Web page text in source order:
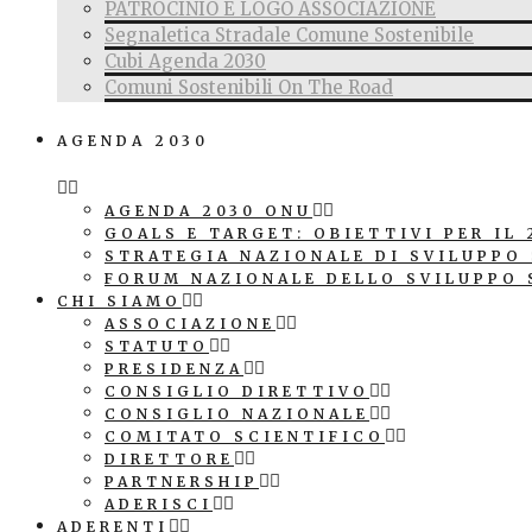
PATROCINIO E LOGO ASSOCIAZIONE
Segnaletica Stradale Comune Sostenibile
Cubi Agenda 2030
Comuni Sostenibili On The Road
AGENDA 2030
AGENDA 2030 ONU
GOALS E TARGET: OBIETTIVI PER IL
STRATEGIA NAZIONALE DI SVILUPPO
FORUM NAZIONALE DELLO SVILUPPO
CHI SIAMO
ASSOCIAZIONE
STATUTO
PRESIDENZA
CONSIGLIO DIRETTIVO
CONSIGLIO NAZIONALE
COMITATO SCIENTIFICO
DIRETTORE
PARTNERSHIP
ADERISCI
ADERENTI